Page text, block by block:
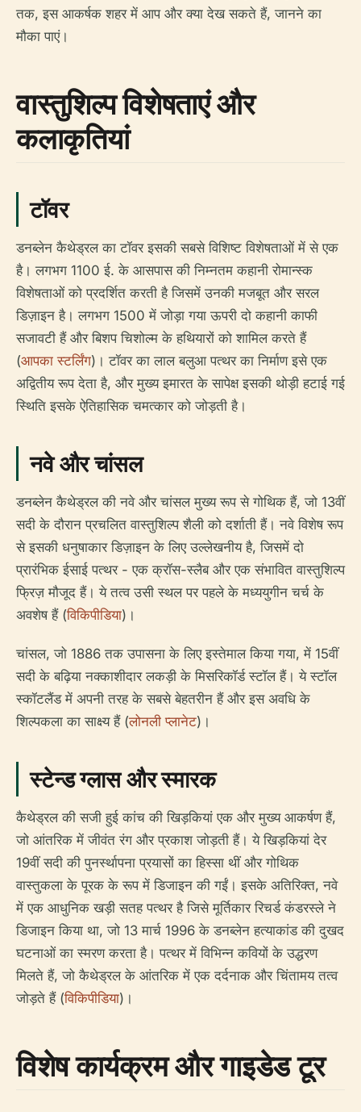
तक, इस आकर्षक शहर में आप और क्या देख सकते हैं, जानने का
मौका पाएं।
वास्तुशिल्प विशेषताएं और
कलाकृतियां
टॉवर
डनब्लेन कैथेड्रल का टॉवर इसकी सबसे विशिष्ट विशेषताओं में से एक
है। लगभग 1100 ई. के आसपास की निम्नतम कहानी रोमान्स्क
विशेषताओं को प्रदर्शित करती है जिसमें उनकी मजबूत और सरल
डिज़ाइन है। लगभग 1500 में जोड़ा गया ऊपरी दो कहानी काफी
सजावटी हैं और बिशप चिशोल्म के हथियारों को शामिल करते हैं
(आपका स्टर्लिंग)। टॉवर का लाल बलुआ पत्थर का निर्माण इसे एक
अद्वितीय रूप देता है, और मुख्य इमारत के सापेक्ष इसकी थोड़ी हटाई गई
स्थिति इसके ऐतिहासिक चमत्कार को जोड़ती है।
नवे और चांसल
डनब्लेन कैथेड्रल की नवे और चांसल मुख्य रूप से गोथिक हैं, जो 13वीं
सदी के दौरान प्रचलित वास्तुशिल्प शैली को दर्शाती हैं। नवे विशेष रूप
से इसकी धनुषाकार डिज़ाइन के लिए उल्लेखनीय है, जिसमें दो
प्रारंभिक ईसाई पत्थर - एक क्रॉस-स्लैब और एक संभावित वास्तुशिल्प
फ्रिज़ मौजूद हैं। ये तत्व उसी स्थल पर पहले के मध्ययुगीन चर्च के
अवशेष हैं (विकिपीडिया)।
चांसल, जो 1886 तक उपासना के लिए इस्तेमाल किया गया, में 15वीं
सदी के बढ़िया नक्काशीदार लकड़ी के मिसरिकॉर्ड स्टॉल हैं। ये स्टॉल
स्कॉटलैंड में अपनी तरह के सबसे बेहतरीन हैं और इस अवधि के
शिल्पकला का साक्ष्य हैं (लोनली प्लानेट)।
स्टेन्ड ग्लास और स्मारक
कैथेड्रल की सजी हुई कांच की खिड़कियां एक और मुख्य आकर्षण हैं,
जो आंतरिक में जीवंत रंग और प्रकाश जोड़ती हैं। ये खिड़कियां देर
19वीं सदी की पुनर्स्थापना प्रयासों का हिस्सा थीं और गोथिक
वास्तुकला के पूरक के रूप में डिजाइन की गईं। इसके अतिरिक्त, नवे
में एक आधुनिक खड़ी सतह पत्थर है जिसे मूर्तिकार रिचर्ड कंडरस्ले ने
डिजाइन किया था, जो 13 मार्च 1996 के डनब्लेन हत्याकांड की दुखद
घटनाओं का स्मरण करता है। पत्थर में विभिन्न कवियों के उद्धरण
मिलते हैं, जो कैथेड्रल के आंतरिक में एक दर्दनाक और चिंतामय तत्व
जोड़ते हैं (विकिपीडिया)।
विशेष कार्यक्रम और गाइडेड टूर